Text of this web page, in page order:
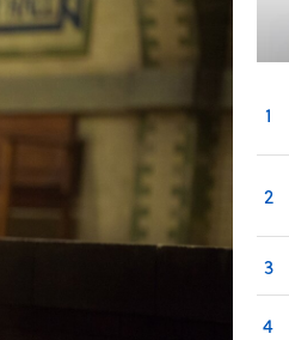
1
2
3
4